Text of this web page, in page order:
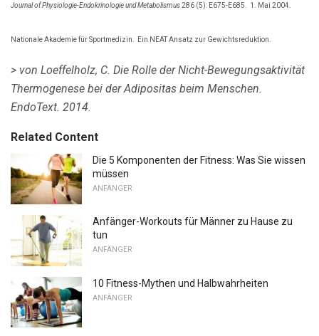
Journal of Physiologie-Endokrinologie und Metabolismus286 (5): E675-E685. 1. Mai 2004.
Nationale Akademie für Sportmedizin. Ein NEAT Ansatz zur Gewichtsreduktion.
> von Loeffelholz, C. Die Rolle der Nicht-Bewegungsaktivität
Thermogenese bei der Adipositas beim Menschen.
EndoText. 2014.
Related Content
Die 5 Komponenten der Fitness: Was Sie wissen
müssen
ANFÄNGER
Anfänger-Workouts für Männer zu Hause zu
tun
ANFÄNGER
10 Fitness-Mythen und Halbwahrheiten
ANFÄNGER